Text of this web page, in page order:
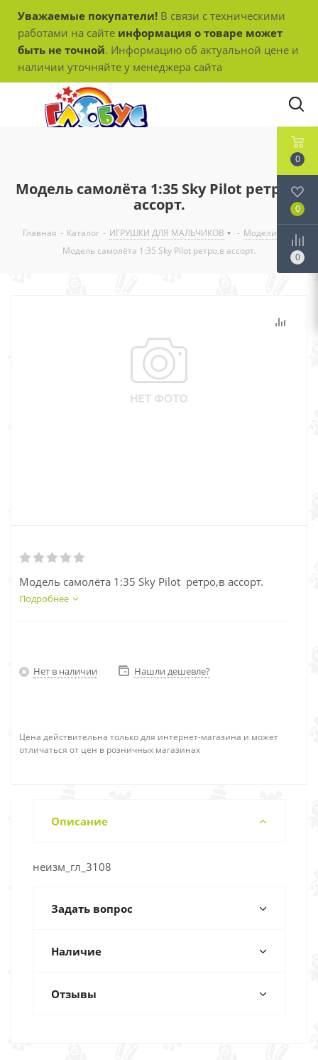
Уважаемые покупатели! В связи с техническими
работами на сайте информация о товаре может
быть не точной. Информацию об актуальной цене и
наличии уточняйте у менеджера сайта
Модель самолёта 1:35 Sky Pilot ретро,в
ассорт.
Главная - Каталог - ИГРУШКИ ДЛЯ МАЛЬЧИКОВ - Модели
Модель самолёта 1:35 Sky Pilot ретро,в ассорт.
Модель самолёта 1:35 Sky Pilot ретро,в ассорт.
Подробнее
Нет в наличии Нашли дешевле?
Цена действительна только для интернет-магазина и может
отличаться от цен в розничных магазинах
Описание
неизм_гл_3108
Задать вопрос
Наличие
Отзывы
0
0
0